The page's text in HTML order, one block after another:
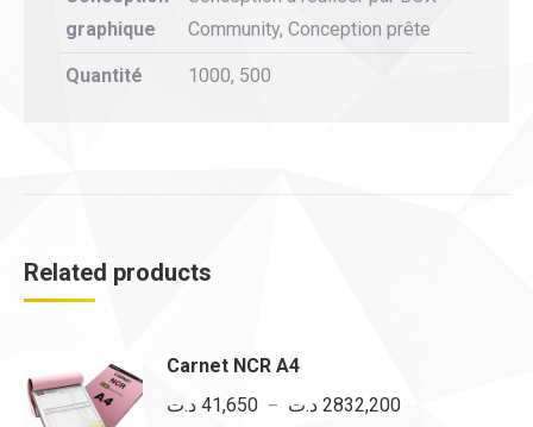
graphique
Community, Conception prête
Quantité 1000, 500
Related products
Carnet NCR A4
41,650 د.ت – 2832,200 د.ت
Plage